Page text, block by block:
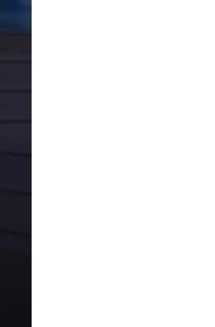
bandeira do Brasil.
pegar na